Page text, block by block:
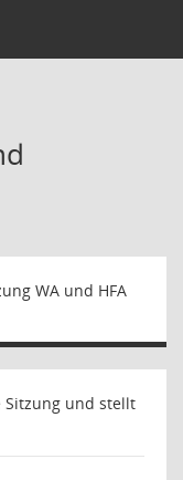
WA und HFA
Sitzung und stellt